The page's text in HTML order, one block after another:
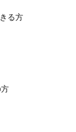
る方